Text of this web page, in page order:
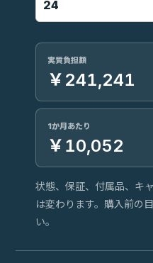
実質負担額
￥241,241
1か月あたり
￥10,052
状態、保証、付属品、キ
は変わります。購入前の
い。